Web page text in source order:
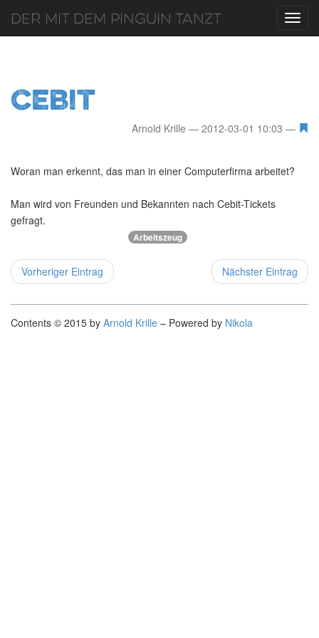
Der mit dem Pinguin tanzt
Cebit
Arnold Krille 2012-03-01 10:03
Woran man erkennt, das man in einer Computerfirma arbeitet?
Man wird von Freunden und Bekannten nach Cebit-Tickets
gefragt.
Arbeitszeug
Vorheriger Eintrag Nächster Eintrag
Contents © 2015 by Arnold Krille – Powered by Nikola